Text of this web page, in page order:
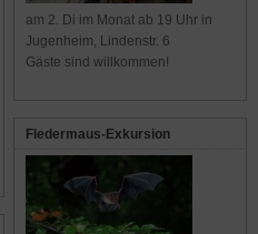
am 2. Di im Monat ab 19 Uhr in
Jugenheim, Lindenstr. 6
Gäste sind willkommen!
Fledermaus-Exkursion